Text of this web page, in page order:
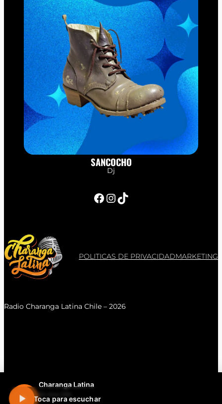
Charanga Latina
En vivo 24h
Toca para escuchar
SANCOCHO
Dj
Facebook InstagramTikTok
POLITICAS DE PRIVACIDADMARKETING
Radio Charanga Latina Chile – 2026